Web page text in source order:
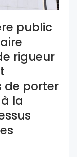
public
rigueur
de porter
la